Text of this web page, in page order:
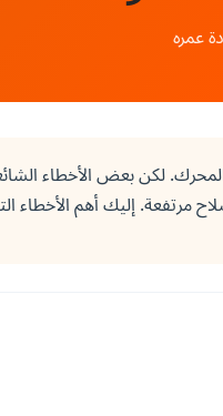
عمره
لكن بعض الأخطاء
مرتفعة. إليك أهم الأخطاء